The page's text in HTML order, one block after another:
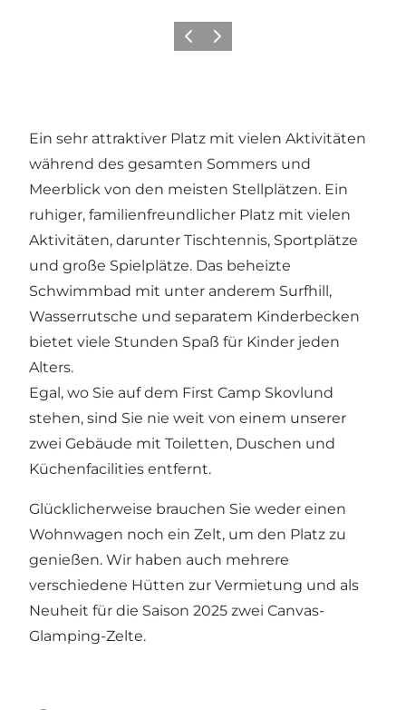
ZurückWeiter
Ein sehr attraktiver Platz mit vielen Aktivitäten
während des gesamten Sommers und
Meerblick von den meisten Stellplätzen. Ein
ruhiger, familienfreundlicher Platz mit vielen
Aktivitäten, darunter Tischtennis, Sportplätze
und große Spielplätze. Das beheizte
Schwimmbad mit unter anderem Surfhill,
Wasserrutsche und separatem Kinderbecken
bietet viele Stunden Spaß für Kinder jeden
Alters.
Egal, wo Sie auf dem First Camp Skovlund
stehen, sind Sie nie weit von einem unserer
zwei Gebäude mit Toiletten, Duschen und
Küchenfacilities entfernt.
Glücklicherweise brauchen Sie weder einen
Wohnwagen noch ein Zelt, um den Platz zu
genießen. Wir haben auch mehrere
verschiedene Hütten zur Vermietung und als
Neuheit für die Saison 2025 zwei Canvas-
Glamping-Zelte.